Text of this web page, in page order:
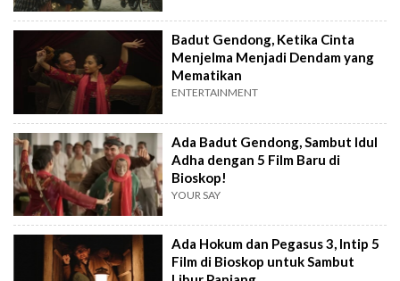
Badut Gendong, Ketika Cinta
Menjelma Menjadi Dendam yang
Mematikan
ENTERTAINMENT
Ada Badut Gendong, Sambut Idul
Adha dengan 5 Film Baru di
Bioskop!
YOUR SAY
Ada Hokum dan Pegasus 3, Intip 5
Film di Bioskop untuk Sambut